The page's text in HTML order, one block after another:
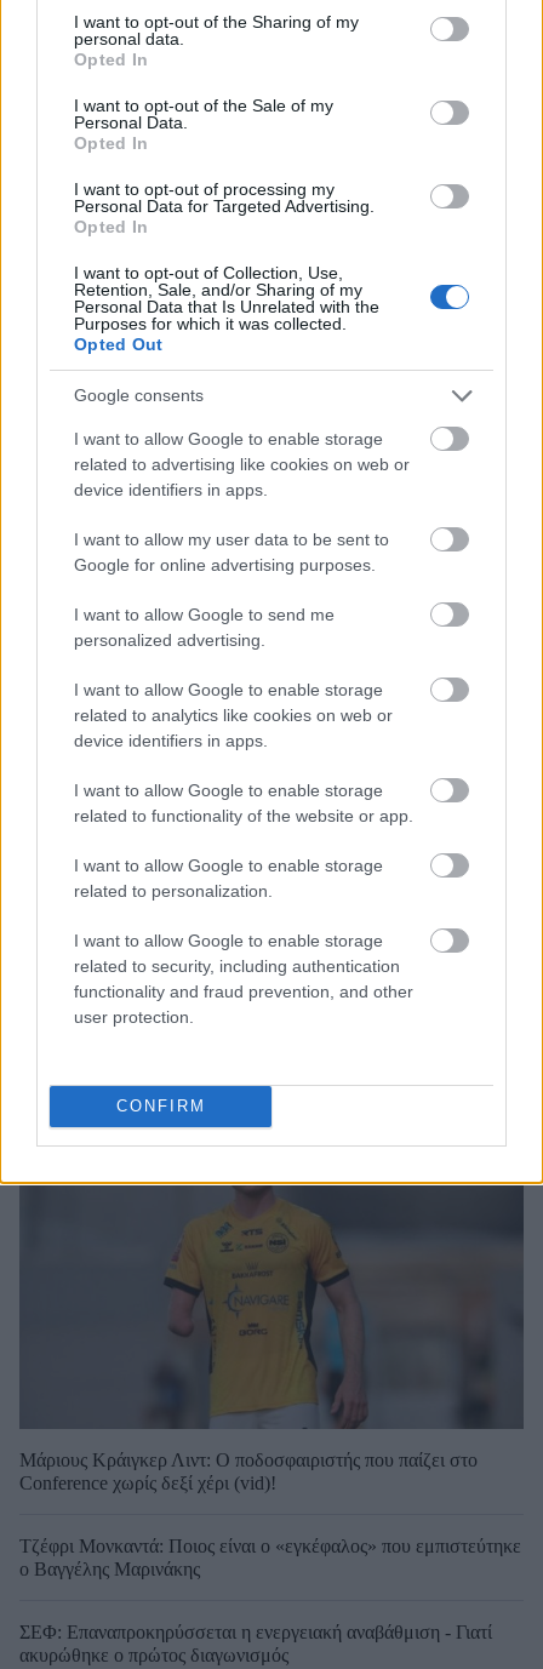
not limited to your visit or usage behaviour. You may click to
grant or deny consent to Google and its third-party tags to
use your data for below specified purposes in below Google
consent section.
I want to opt-out of the Sharing of my
personal data.
Opted In
I want to opt-out of the Sale of my
Personal Data.
Opted In
I want to opt-out of processing my
Personal Data for Targeted Advertising.
Opted In
I want to opt-out of Collection, Use,
Retention, Sale, and/or Sharing of my
Personal Data that Is Unrelated with the
Purposes for which it was collected.
Opted Out
Google consents
I want to allow Google to enable storage
related to advertising like cookies on web or
device identifiers in apps.
I want to allow my user data to be sent to
Google for online advertising purposes.
I want to allow Google to send me
personalized advertising.
I want to allow Google to enable storage
related to analytics like cookies on web or
device identifiers in apps.
I want to allow Google to enable storage
related to functionality of the website or app.
I want to allow Google to enable storage
related to personalization.
I want to allow Google to enable storage
related to security, including authentication
functionality and fraud prevention, and other
user protection.
CONFIRM
ΔΙΑΒΑΖΟΝΤΑΙ ΤΩΡΑ
Οι μαμάκηδες του ζωδιακού: Αυτά τα ζώδια είναι
συνήθως κολλημένα στη μαμά τους
Τα 6 σημεία του σπιτιού που δεν χρειάζεται να
καθαρίζεις κάθε εβδομάδα
3-3-3 rule: Ο κανόνας που θα αλλάξει τον τρόπο
που ντύνεσαι
MINIONS ΠΟΥ
BEST OF INTERNET
Μάριους Κράιγκερ Λιντ: Ο ποδοσφαιριστής που παίζει στο
Conference χωρίς δεξί χέρι (vid)!
Τζέφρι Μονκαντά: Ποιος είναι ο «εγκέφαλος» που εμπιστεύτηκε
ο Βαγγέλης Μαρινάκης
ΣΕΦ: Επαναπροκηρύσσεται η ενεργειακή αναβάθμιση - Γιατί
ακυρώθηκε ο πρώτος διαγωνισμός